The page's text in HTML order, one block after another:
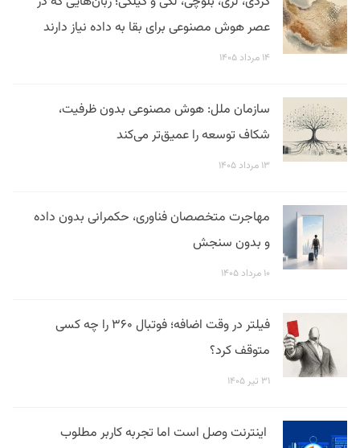
عصر هوش مصنوعی برای بقا به داده نیاز دارند
۱۴ مرداد ۱۴۰۵
سازمان ملل: هوش مصنوعی بدون ظرفیت،
شکاف توسعه را عمیق‌تر می‌کند
۱۳ مرداد ۱۴۰۵
مهاجرت متخصصان فناوری، حکمرانی بدون داده
و بدون سنجش
۱۰ مرداد ۱۴۰۵
فیلتر در وقت اضافه؛ فوتبال ۳۶۰ را چه کسی
متوقف کرد؟
۳۱ تیر ۱۴۰۵
اینترنت وصل است اما تجربه کاربر مطلوب